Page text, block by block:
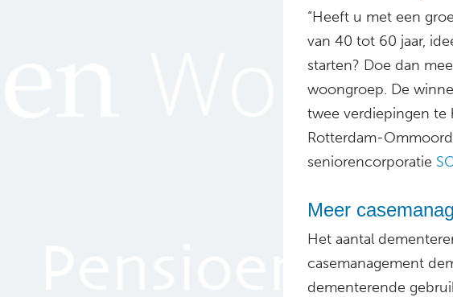
“Heeft u met een
van 40 tot 60 jaar,
starten? Doe dan
woongroep. De
twee verdiepingen te
Rotterdam-
seniorencorporatie
Meer
Het aantal
casemanagement
dementerende